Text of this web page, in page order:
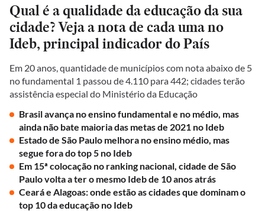
Qual é a qualidade da educação da sua
cidade? Veja a nota de cada uma no
Ideb, principal indicador do País
Em 20 anos, quantidade de municípios com nota abaixo de 5
no fundamental 1 passou de 4.110 para 442; cidades terão
assistência especial do Ministério da Educação
Brasil avança no ensino fundamental e no médio, mas
ainda não bate maioria das metas de 2021 no Ideb
Estado de São Paulo melhora no ensino médio, mas
segue fora do top 5 no Ideb
Em 15ª colocação no ranking nacional, cidade de São
Paulo volta a ter o mesmo Ideb de 10 anos atrás
Ceará e Alagoas: onde estão as cidades que dominam o
top 10 da educação no Ideb